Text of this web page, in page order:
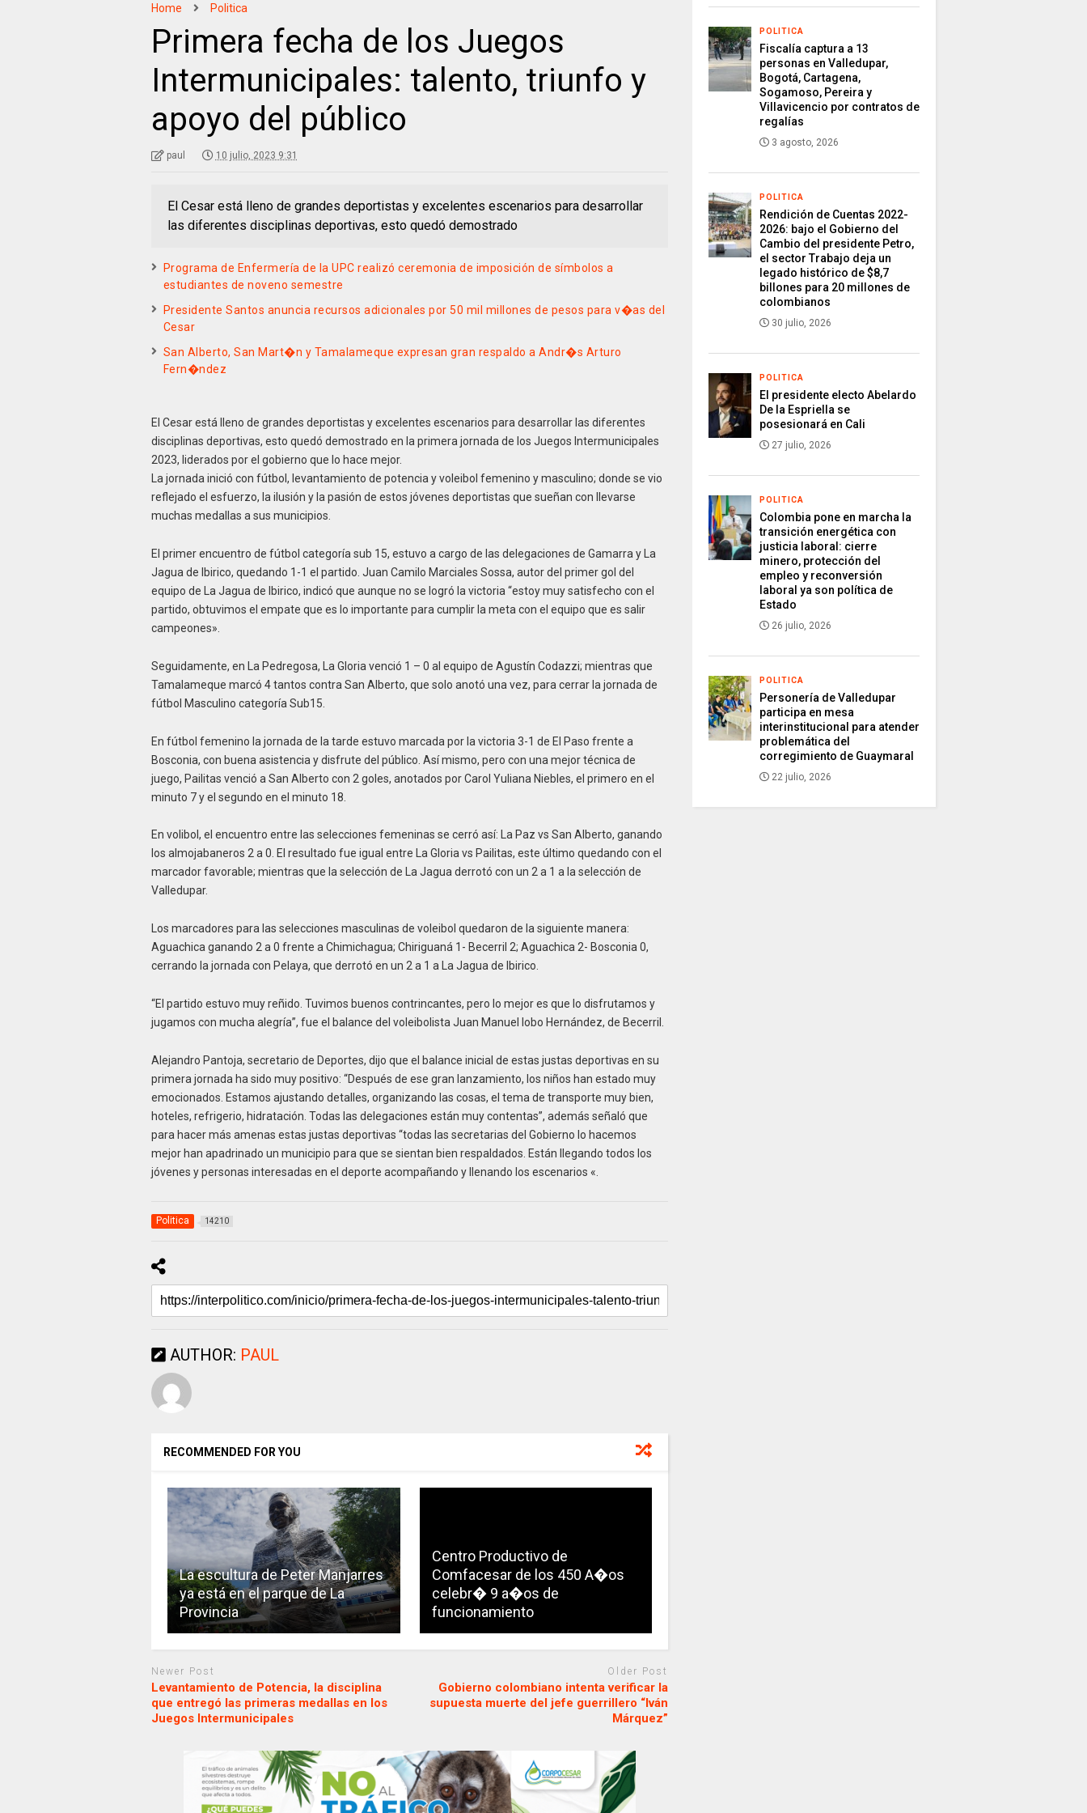
Home Politica
Primera fecha de los Juegos
Intermunicipales: talento, triunfo y
apoyo del público
paul 10 julio, 2023 9:31
El Cesar está lleno de grandes deportistas y excelentes escenarios para desarrollar
las diferentes disciplinas deportivas, esto quedó demostrado
Programa de Enfermería de la UPC realizó ceremonia de imposición de símbolos a
estudiantes de noveno semestre
Presidente Santos anuncia recursos adicionales por 50 mil millones de pesos para v�as del
Cesar
San Alberto, San Mart�n y Tamalameque expresan gran respaldo a Andr�s Arturo
Fern�ndez
El Cesar está lleno de grandes deportistas y excelentes escenarios para desarrollar las diferentes
disciplinas deportivas, esto quedó demostrado en la primera jornada de los Juegos Intermunicipales
2023, liderados por el gobierno que lo hace mejor.
La jornada inició con fútbol, levantamiento de potencia y voleibol femenino y masculino; donde se vio
reflejado el esfuerzo, la ilusión y la pasión de estos jóvenes deportistas que sueñan con llevarse
muchas medallas a sus municipios.
El primer encuentro de fútbol categoría sub 15, estuvo a cargo de las delegaciones de Gamarra y La
Jagua de Ibirico, quedando 1-1 el partido. Juan Camilo Marciales Sossa, autor del primer gol del
equipo de La Jagua de Ibirico, indicó que aunque no se logró la victoria “estoy muy satisfecho con el
partido, obtuvimos el empate que es lo importante para cumplir la meta con el equipo que es salir
campeones».
Seguidamente, en La Pedregosa, La Gloria venció 1 – 0 al equipo de Agustín Codazzi; mientras que
Tamalameque marcó 4 tantos contra San Alberto, que solo anotó una vez, para cerrar la jornada de
fútbol Masculino categoría Sub15.
En fútbol femenino la jornada de la tarde estuvo marcada por la victoria 3-1 de El Paso frente a
Bosconia, con buena asistencia y disfrute del público. Así mismo, pero con una mejor técnica de
juego, Pailitas venció a San Alberto con 2 goles, anotados por Carol Yuliana Niebles, el primero en el
minuto 7 y el segundo en el minuto 18.
En volibol, el encuentro entre las selecciones femeninas se cerró así: La Paz vs San Alberto, ganando
los almojabaneros 2 a 0. El resultado fue igual entre La Gloria vs Pailitas, este último quedando con el
marcador favorable; mientras que la selección de La Jagua derrotó con un 2 a 1 a la selección de
Valledupar.
Los marcadores para las selecciones masculinas de voleibol quedaron de la siguiente manera:
Aguachica ganando 2 a 0 frente a Chimichagua; Chiriguaná 1- Becerril 2; Aguachica 2- Bosconia 0,
cerrando la jornada con Pelaya, que derrotó en un 2 a 1 a La Jagua de Ibirico.
“El partido estuvo muy reñido. Tuvimos buenos contrincantes, pero lo mejor es que lo disfrutamos y
jugamos con mucha alegría”, fue el balance del voleibolista Juan Manuel lobo Hernández, de Becerril.
Alejandro Pantoja, secretario de Deportes, dijo que el balance inicial de estas justas deportivas en su
primera jornada ha sido muy positivo: “Después de ese gran lanzamiento, los niños han estado muy
emocionados. Estamos ajustando detalles, organizando las cosas, el tema de transporte muy bien,
hoteles, refrigerio, hidratación. Todas las delegaciones están muy contentas”, además señaló que
para hacer más amenas estas justas deportivas “todas las secretarias del Gobierno lo hacemos
mejor han apadrinado un municipio para que se sientan bien respaldados. Están llegando todos los
jóvenes y personas interesadas en el deporte acompañando y llenando los escenarios «.
Politica 14210
AUTHOR: PAUL
RECOMMENDED FOR YOU
La escultura de Peter Manjarres
ya está en el parque de La
Provincia
Centro Productivo de
Comfacesar de los 450 A�os
celebr� 9 a�os de
funcionamiento
Newer Post
Levantamiento de Potencia, la disciplina
que entregó las primeras medallas en los
Juegos Intermunicipales
Older Post
Gobierno colombiano intenta verificar la
supuesta muerte del jefe guerrillero “Iván
Márquez”
POLITICA
Fiscalía captura a 13
personas en Valledupar,
Bogotá, Cartagena,
Sogamoso, Pereira y
Villavicencio por contratos de
regalías
3 agosto, 2026
POLITICA
Rendición de Cuentas 2022-
2026: bajo el Gobierno del
Cambio del presidente Petro,
el sector Trabajo deja un
legado histórico de $8,7
billones para 20 millones de
colombianos
30 julio, 2026
POLITICA
El presidente electo Abelardo
De la Espriella se
posesionará en Cali
27 julio, 2026
POLITICA
Colombia pone en marcha la
transición energética con
justicia laboral: cierre
minero, protección del
empleo y reconversión
laboral ya son política de
Estado
26 julio, 2026
POLITICA
Personería de Valledupar
participa en mesa
interinstitucional para atender
problemática del
corregimiento de Guaymaral
22 julio, 2026